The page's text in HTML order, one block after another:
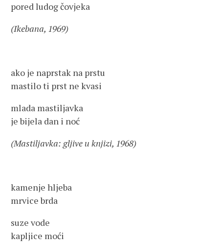
pored ludog čovjeka
(Ikebana, 1969)
ako je naprstak na prstu
mastilo ti prst ne kvasi
mlada mastiljavka
je bijela dan i noć
(Mastiljavka: gljive u knjizi, 1968)
kamenje hljeba
mrvice brda
suze vode
kapljice moći